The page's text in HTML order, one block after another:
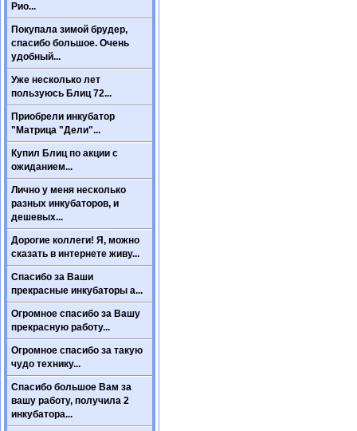
Рио...
Покупала зимой брудер,
спасибо большое. Очень
удобный...
Уже несколько лет
пользуюсь Блиц 72...
Приобрели инкубатор
"Матрица "Дели"...
Купил Блиц по акции с
ожиданием...
Лично у меня несколько
разных инкубаторов, и
дешевых...
Дорогие коллеги! Я, можно
сказать в интернете живу...
Спасибо за Ваши
прекрасные инкубаторы а...
Огромное спасибо за Вашу
прекрасную работу...
Огромное спасибо за такую
чудо технику...
Спасибо большое Вам за
вашу работу, получила 2
инкубатора...